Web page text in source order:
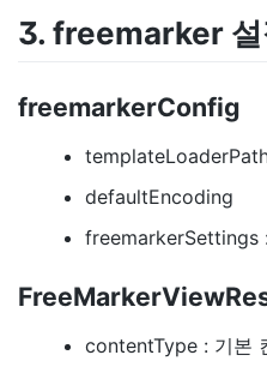
3. freemarker 설
freemarkerConfig
defaultEncoding
freemarkerSettings
contentType : 기본